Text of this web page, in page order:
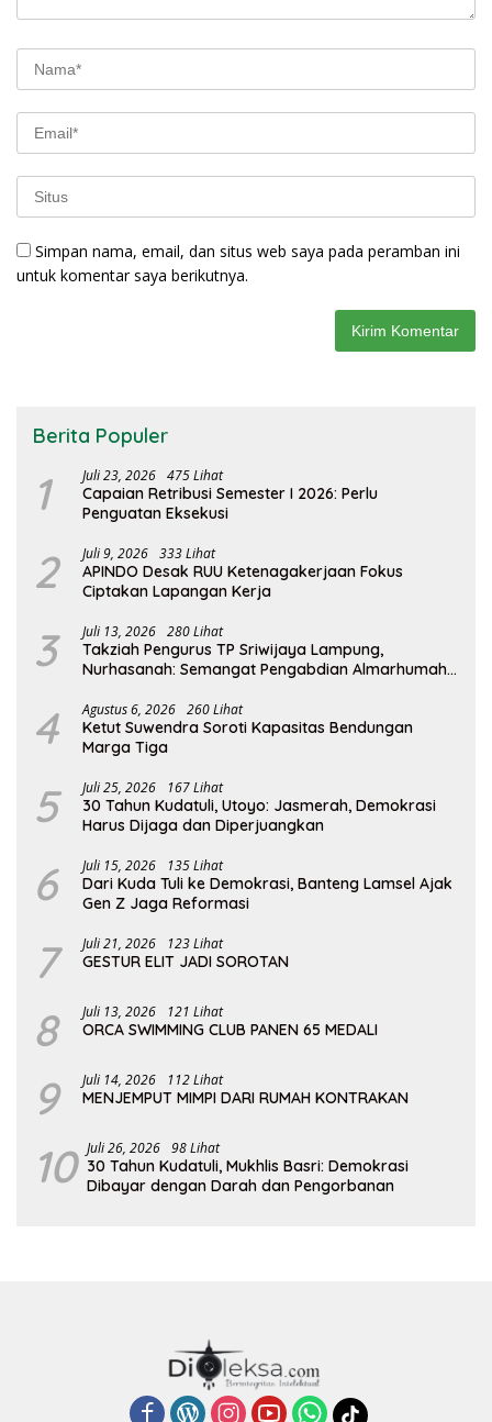
Simpan nama, email, dan situs web saya pada peramban ini
untuk komentar saya berikutnya.
Berita Populer
1 Juli 23, 2026 475 Lihat
Capaian Retribusi Semester I 2026: Perlu
Penguatan Eksekusi
2 Juli 9, 2026 333 Lihat
APINDO Desak RUU Ketenagakerjaan Fokus
Ciptakan Lapangan Kerja
3 Juli 13, 2026 280 Lihat
Takziah Pengurus TP Sriwijaya Lampung,
Nurhasanah: Semangat Pengabdian Almarhumah
4 Agustus 6, 2026 260 Lihat
Ketut Suwendra Soroti Kapasitas Bendungan
Marga Tiga
5 Juli 25, 2026 167 Lihat
30 Tahun Kudatuli, Utoyo: Jasmerah, Demokrasi
Harus Dijaga dan Diperjuangkan
6 Juli 15, 2026 135 Lihat
Dari Kuda Tuli ke Demokrasi, Banteng Lamsel Ajak
Gen Z Jaga Reformasi
7 Juli 21, 2026 123 Lihat
GESTUR ELIT JADI SOROTAN
8 Juli 13, 2026 121 Lihat
ORCA SWIMMING CLUB PANEN 65 MEDALI
9 Juli 14, 2026 112 Lihat
MENJEMPUT MIMPI DARI RUMAH KONTRAKAN
10 Juli 26, 2026 98 Lihat
30 Tahun Kudatuli, Mukhlis Basri: Demokrasi
Dibayar dengan Darah dan Pengorbanan